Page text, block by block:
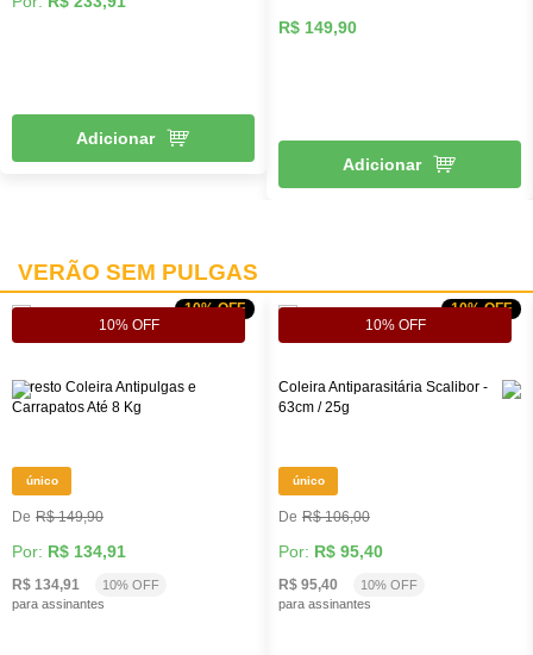
Adicionar
R$ 149,90
Adicionar
VERÃO SEM PULGAS
10% OFF
10% OFF
Seresto Coleira Antipulgas e
Carrapatos Até 8 Kg
único
R$ 149,90
Por: R$ 134,91
R$ 134,91
10% OFF
para assinantes
10% OFF
10% OFF
Coleira Antiparasitária Scalibor -
63cm / 25g
único
R$ 106,00
Por: R$ 95,40
R$ 95,40
10% OFF
para assinantes